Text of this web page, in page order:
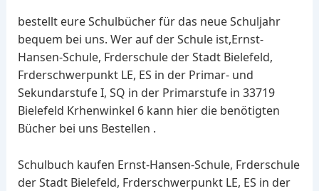
bestellt eure Schulbücher für das neue Schuljahr
bequem bei uns. Wer auf der Schule ist,Ernst-
Hansen-Schule, Frderschule der Stadt Bielefeld,
Frderschwerpunkt LE, ES in der Primar- und
Sekundarstufe I, SQ in der Primarstufe in 33719
Bielefeld Krhenwinkel 6 kann hier die benötigten
Bücher bei uns Bestellen .
Schulbuch kaufen Ernst-Hansen-Schule, Frderschule
der Stadt Bielefeld, Frderschwerpunkt LE, ES in der